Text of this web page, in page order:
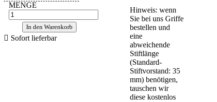
MENGE
In den Warenkorb
 Sofort lieferbar
Hinweis: wenn
Sie bei uns Griffe
bestellen und
eine
abweichende
Stiftlänge
(Standard-
Stiftvorstand: 35
mm) benötigen,
tauschen wir
diese kostenlos